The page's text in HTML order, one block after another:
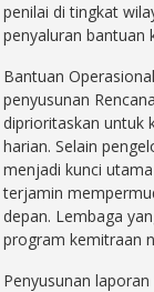
penilai di tingkat
penyaluran bantuan
Bantuan
penyusunan
diprioritaskan untuk
harian. Selain
menjadi kunci
terjamin
depan. Lembaga
program kemitraan
Penyusunan